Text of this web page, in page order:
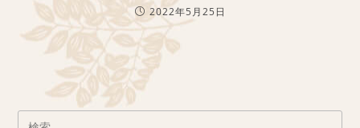
2022年5月25日